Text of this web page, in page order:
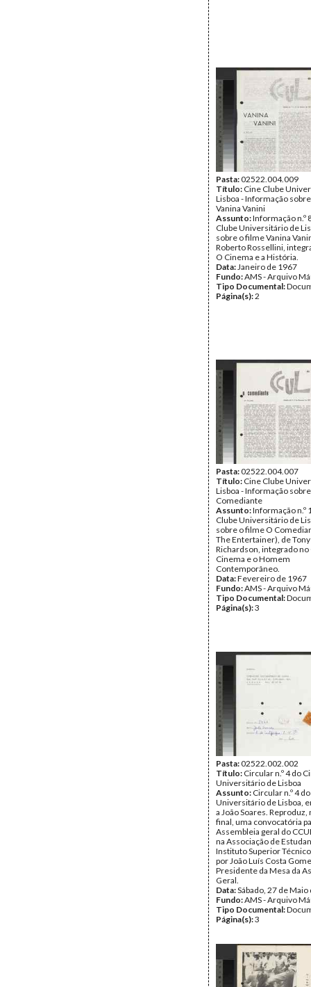
Pasta:02522.004.009
Título: Cine Clube
Lisboa - Informação
Vanina Vanini
Assunto:Informação n.º
Clube Universitário de
sobre o filme Vanina
Roberto Rossellini,
O Cinema e a História.
Data:Janeiro de 1967
Fundo:AMS - Arquivo
Tipo Documental:
Página(s):2
Pasta:02522.004.007
Título: Cine Clube
Lisboa - Informação
Comediante
Assunto:Informação n.º
Clube Universitário de
sobre o filme O
The Entertainer), de Tony
Richardson, integrado no
Cinema e o Homem
Contemporâneo.
Data:Fevereiro de 1967
Fundo:AMS - Arquivo
Tipo Documental:
Página(s):3
Pasta:02522.002.002
Título: Circular n.º 4 do
Universitário de Lisboa
Assunto: Circular n.º 4
Universitário de Lisboa,
a João Soares. Reproduz,
final, uma convocatória
Assembleia geral do
na Associação de
Instituto Superior
por João Luís Costa
Presidente da Mesa da
Geral.
Data:Sábado, 27 de
Fundo:AMS - Arquivo
Tipo Documental:
Página(s):3